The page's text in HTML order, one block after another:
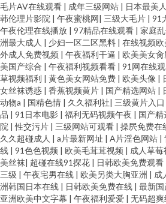
毛片AV在线观看 | 成年三级网站 | 日本最美
韩伦理片影院 | 午夜蜜桃网| 三级大毛片 | 91
午夜伦理在线播放 | 97精品在线观看 | 家庭
洲最大成人 | 少妇一区二区黑料 | 在线视频欧
外成人免费视频 | 午夜福利干逼 | 欧美美女肏
美国产综合 | 午夜福利视频看看 | 91网在线
草视频福利 | 黄色美女网站免费 | 欧美头像 |
女丝袜诱惑 | 香蕉视频黄片 | 国产精选网站 |
动物a | 国精色情 | 久久福利社| 三级黄片入口
品 | 91日本电影 | 福利无码视频午夜 | 国产
院 |性交污片 | 三级网站可观看 | 操屄免费在
久久超碰成人 | a片最新网址 | A片淫色网站 |
线 | 91色色视频 | 欧美毛茸茸视频 | 成人草莓
美丝袜| 超碰在线91探花 | 日韩欧美免费观看
三级 | 午夜宅男在线 | 欧美另类大胸亚洲 | 成
洲韩国日本在线 | 日韩欧美免费在线 | 最新
亚洲欧美中文字幕 | 午夜福利爱爱 | 无码超